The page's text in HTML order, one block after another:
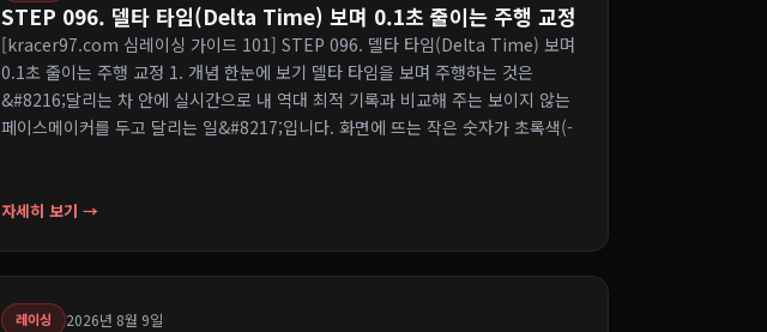
STEP 096. 델타 타임(Delta Time) 보며 0.1초 줄이는 주행 교정
[kracer97.com 심레이싱 가이드 101] STEP 096. 델타 타임(Delta Time) 보며
0.1초 줄이는 주행 교정 1. 개념 한눈에 보기 델타 타임을 보며 주행하는 것은
&#8216;달리는 차 안에 실시간으로 내 역대 최적 기록과 비교해 주는 보이지 않는
페이스메이커를 두고 달리는 일&#8217;입니다. 화면에 뜨는 작은 숫자가 초록색(-
자세히 보기 →
레이싱 2026년 8월 9일